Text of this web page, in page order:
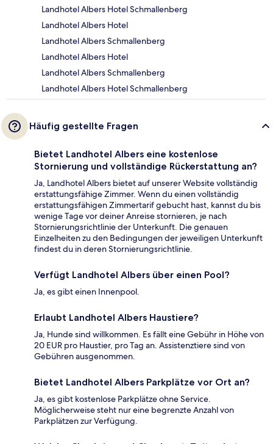
Landhotel Albers Hotel Schmallenberg
Landhotel Albers Hotel
Landhotel Albers Schmallenberg
Landhotel Albers Hotel
Landhotel Albers Schmallenberg
Landhotel Albers Hotel Schmallenberg
Häufig gestellte Fragen
Bietet Landhotel Albers eine kostenlose
Stornierung und vollständige Rückerstattung an?
Ja, Landhotel Albers bietet auf unserer Website vollständig
erstattungsfähige Zimmer. Wenn du einen vollständig
erstattungsfähigen Zimmertarif gebucht hast, kannst du bis
wenige Tage vor deiner Anreise stornieren, je nach
Stornierungsrichtlinie der Unterkunft. Die genauen
Einzelheiten zu den Bedingungen der jeweiligen Unterkunft
findest du in deren Stornierungsrichtlinie.
Verfügt Landhotel Albers über einen Pool?
Ja, es gibt einen Innenpool.
Erlaubt Landhotel Albers Haustiere?
Ja, Hunde sind willkommen. Es fällt eine Gebühr in Höhe von
20 EUR pro Haustier, pro Tag an. Assistenztiere sind von
Gebühren ausgenommen.
Bietet Landhotel Albers Parkplätze vor Ort an?
Ja, es gibt kostenlose Parkplätze ohne Service.
Möglicherweise steht nur eine begrenzte Anzahl von
Parkplätzen zur Verfügung.